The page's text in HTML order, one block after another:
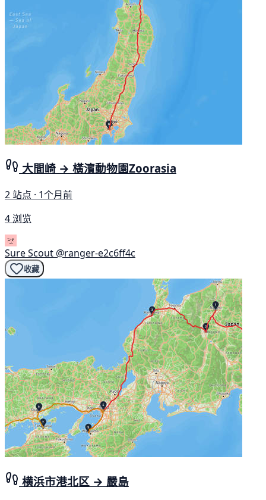
大間崎 → 橫濱動物園Zoorasia
2 站点 · 1个月前
4 浏览
Sure Scout @ranger-e2c6ff4c
收藏
横浜市港北区 → 嚴島